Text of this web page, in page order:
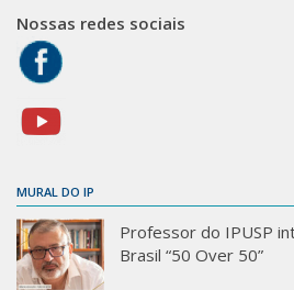
Nossas redes sociais
MURAL DO IP
Professor do IPUSP
Brasil “50 Over 50”